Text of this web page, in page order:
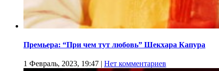
Премьера: “При чем тут любовь” Шекхара Капура
1 Февраль, 2023, 19:47 | Нет комментариев